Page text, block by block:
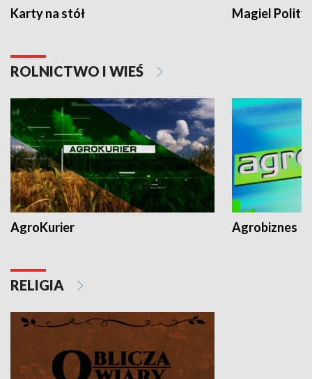
Karty na stół Magiel
ROLNICTWO I WIEŚ
AgroKurier Agrobiznes
RELIGIA